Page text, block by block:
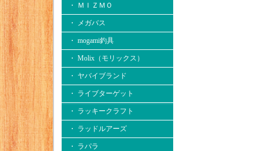
・ ＭＩＺＭＯ
・ メガバス
・ mogami釣具
・ Molix（モリックス）
・ ヤバイブランド
・ ライブターゲット
・ ラッキークラフト
・ ラッドルアーズ
・ ラパラ